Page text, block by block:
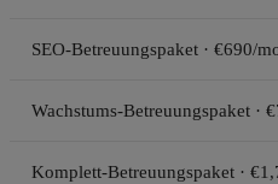
SEO-Betreuungspaket · €690/
Wachstums-Betreuungspaket ·
Komplett-Betreuungspaket ·